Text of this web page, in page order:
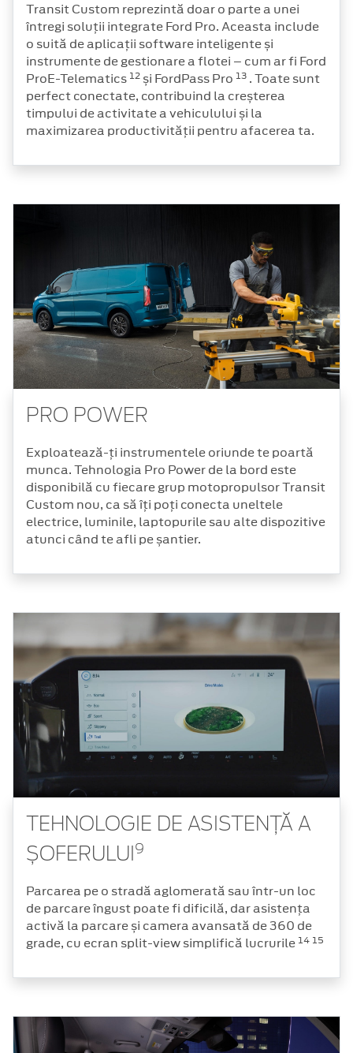
Transit Custom reprezintă doar o parte a unei
întregi soluții integrate Ford Pro. Aceasta include
o suită de aplicații software inteligente și
instrumente de gestionare a flotei – cum ar fi Ford
ProE-Telematics 12 și FordPass Pro 13 . Toate sunt
perfect conectate, contribuind la creșterea
timpului de activitate a vehiculului și la
maximizarea productivității pentru afacerea ta.
PRO POWER
Exploatează-ți instrumentele oriunde te poartă
munca. Tehnologia Pro Power de la bord este
disponibilă cu fiecare grup motopropulsor Transit
Custom nou, ca să îți poți conecta uneltele
electrice, luminile, laptopurile sau alte dispozitive
atunci când te afli pe șantier.
TEHNOLOGIE DE ASISTENȚĂ A
ȘOFERULUI 9
Parcarea pe o stradă aglomerată sau într-un loc
de parcare îngust poate fi dificilă, dar asistența
activă la parcare și camera avansată de 360 de
grade, cu ecran split-view simplifică lucrurile 14 15